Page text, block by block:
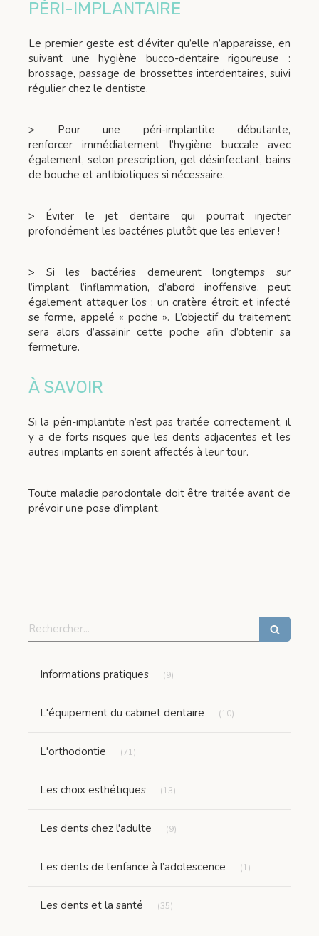
PÉRI-IMPLANTAIRE
Le premier geste est d’éviter qu’elle n’apparaisse, en
suivant une hygiène bucco-dentaire rigoureuse :
brossage, passage de brossettes interdentaires, suivi
régulier chez le dentiste.
> Pour une péri-implantite débutante,
renforcer immédiatement l’hygiène buccale avec
également, selon prescription, gel désinfectant, bains
de bouche et antibiotiques si nécessaire.
> Éviter le jet dentaire qui pourrait injecter
profondément les bactéries plutôt que les enlever !
> Si les bactéries demeurent longtemps sur
l’implant, l’inflammation, d’abord inoffensive, peut
également attaquer l’os : un cratère étroit et infecté
se forme, appelé « poche ». L’objectif du traitement
sera alors d’assainir cette poche afin d’obtenir sa
fermeture.
À SAVOIR
Si la péri-implantite n’est pas traitée correctement, il
y a de forts risques que les dents adjacentes et les
autres implants en soient affectés à leur tour.
Toute maladie parodontale doit être traitée avant de
prévoir une pose d’implant.
Rechercher
Informations pratiques (9)
L'équipement du cabinet dentaire (10)
L'orthodontie (71)
Les choix esthétiques (13)
Les dents chez l'adulte (9)
Les dents de l’enfance à l’adolescence (1)
Les dents et la santé (35)